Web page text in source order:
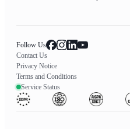
Follow Us
Contact Us
Privacy Notice
Terms and Conditions
Service Status